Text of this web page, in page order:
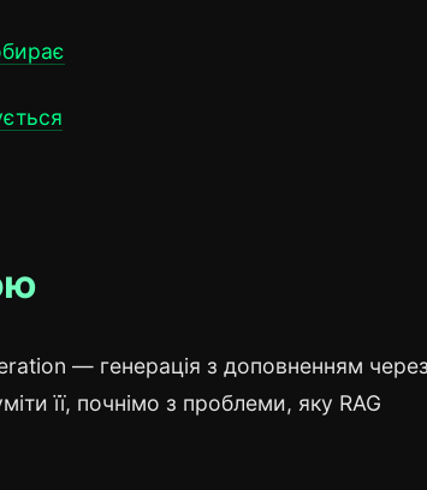
— генерація з доповненням
її, почнімо з проблеми, яку RAG